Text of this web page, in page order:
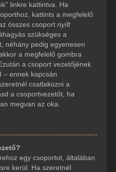
linkre kattintva. Ha
kattints a megfelelő
összes csoport nyílt
szükséges a
néhány pedig egyenesen
a megfelelő gombra
a csoport vezetőjének
– ennek kapcsán
csatlakozni a
a csoportvezetőt, ha
megvan az oka.
egy csoportot, általában
kerül. Ha szeretnél